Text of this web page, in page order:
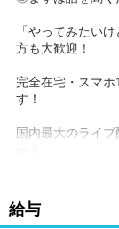
「やってみたい
方も大歓迎！
完全在宅・スマ
す！
国内最大のライ
◎特典
給与